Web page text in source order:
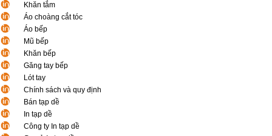
Khăn tắm
Áo choàng cắt tóc
Áo bếp
Mũ bếp
Khăn bếp
Găng tay bếp
Lót tay
Chính sách và quy định
Bán tạp dề
In tạp dề
Công ty In tạp dề